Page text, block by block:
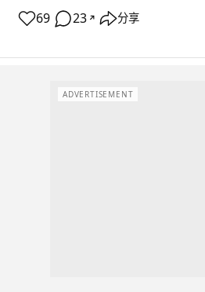
69 23 ↗ 分享
ADVERTISEMENT